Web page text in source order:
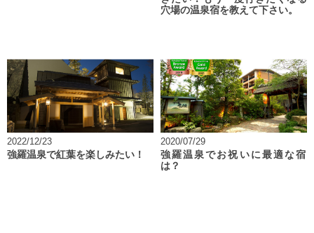
穴場の温泉宿を教えて下さい。
2022/12/23
強羅温泉で紅葉を楽しみたい！
2020/07/29
強羅温泉でお祝いに最適な宿
は？